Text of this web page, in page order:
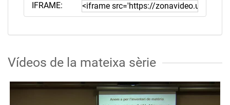
IFRAME:
Vídeos de la mateixa sèrie